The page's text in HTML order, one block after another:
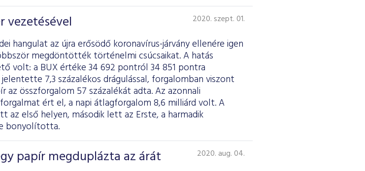
vezetésével 2020. szept. 01.
hangulat az újra erősödő koronavírus-járvány ellenére igen
megdöntötték történelmi csúcsaikat. A hatás
volt: a BUX értéke 34 692 pontról 34 851 pontra
7,3 százalékos drágulással, forgalomban viszont
az összforgalom 57 százalékát adta. Az azonnali
ért el, a napi átlagforgalom 8,6 milliárd volt. A
az első helyen, második lett az Erste, a harmadik
bonyolította.
papír megduplázta az árát 2020. aug. 04.